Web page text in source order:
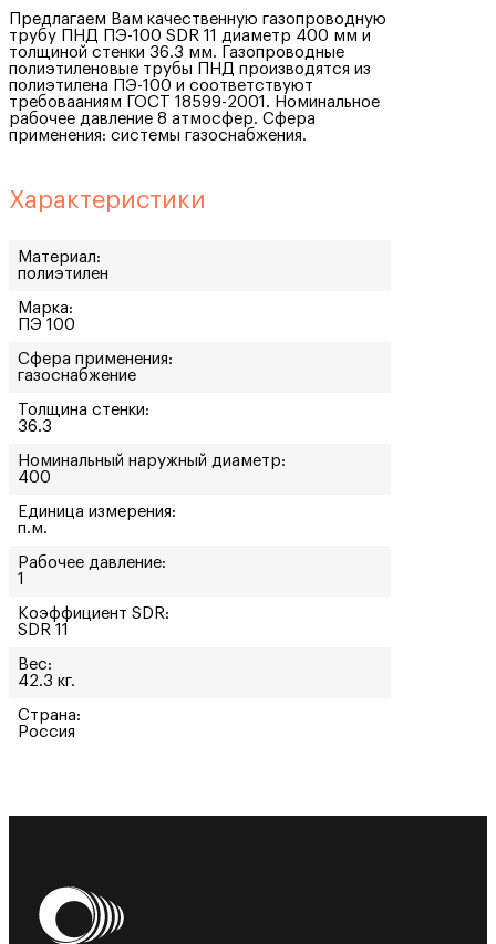
Предлагаем Вам качественную газопроводную
трубу ПНД ПЭ-100 SDR 11 диаметр 400 мм и
толщиной стенки 36.3 мм. Газопроводные
полиэтиленовые трубы ПНД производятся из
полиэтилена ПЭ-100 и соответствуют
требовааниям ГОСТ 18599-2001. Номинальное
рабочее давление 8 атмосфер. Сфера
применения: системы газоснабжения.
Характеристики
Материал:
полиэтилен
Марка:
ПЭ 100
Сфера применения:
газоснабжение
Толщина стенки:
36.3
Номинальный наружный диаметр:
400
Единица измерения:
п.м.
Рабочее давление:
1
Коэффициент SDR:
SDR 11
Вес:
42.3 кг.
Страна:
Россия